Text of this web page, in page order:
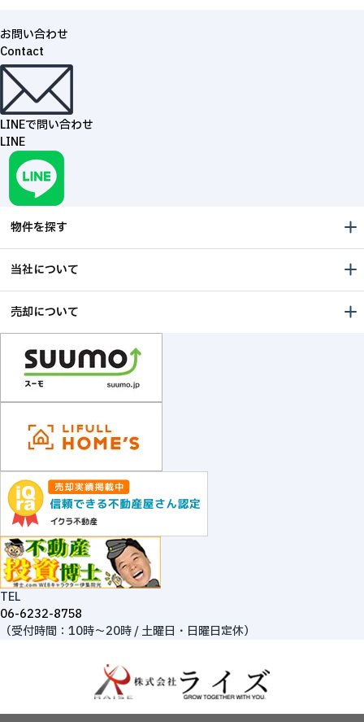
お問い合わせ
Contact
LINEで問い合わせ
LINE
物件を探す
当社について
売却について
TEL
06-6232-8758
（受付時間：10時～20時 / 土曜日・日曜日定休）